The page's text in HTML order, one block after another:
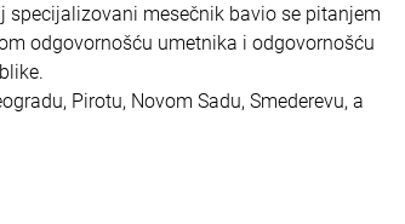
mesečnik bavio se pitanjem
odgovornošću umetnika i odgovornošću
Pirotu, Novom Sadu, Smederevu, a